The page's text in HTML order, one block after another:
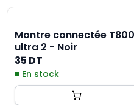
Montre connectée T800
ultra 2 - Noir
35 DT
En stock